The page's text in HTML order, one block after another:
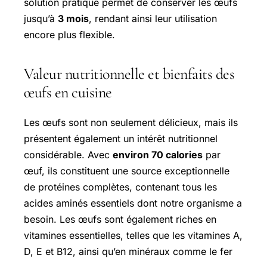
jusqu’à 3 mois, rendant ainsi leur utilisation
encore plus flexible.
Valeur nutritionnelle et bienfaits des
œufs en cuisine
Les œufs sont non seulement délicieux, mais ils
présentent également un intérêt nutritionnel
considérable. Avec environ 70 calories par
œuf, ils constituent une source exceptionnelle
de protéines complètes, contenant tous les
acides aminés essentiels dont notre organisme a
besoin. Les œufs sont également riches en
vitamines essentielles, telles que les vitamines A,
D, E et B12, ainsi qu’en minéraux comme le fer